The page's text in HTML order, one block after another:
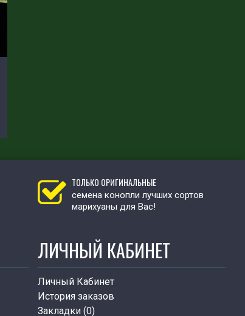
ТОЛЬКО ОРИГИНАЛЬНЫЕ
семена конопли лучших сортов
марихуаны для Вас!
ЛИЧНЫЙ КАБИНЕТ
Личный Кабинет
История заказов
Закладки (0)